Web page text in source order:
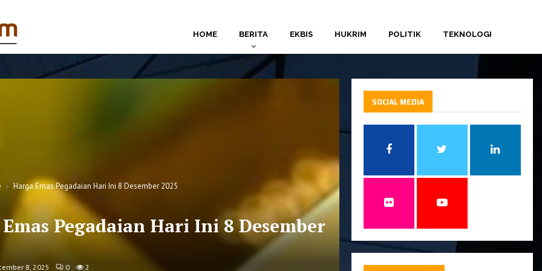
HOME BERITA EKBIS HUKRIM POLITIK TEKNOLOGI
Harga Emas Pegadaian Hari Ini 8 Desember 2025
Pegadaian Hari Ini 8 Desember
8, 2025 0 2
SOCIAL MEDIA